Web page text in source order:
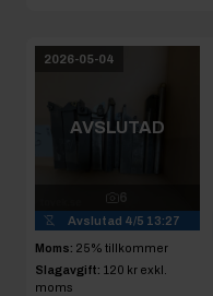
2026-05-04
AVSLUTAD
6
Avslutad 4/5 13:27
Moms: 25% tillkommer
Slagavgift: 120 kr exkl.
moms